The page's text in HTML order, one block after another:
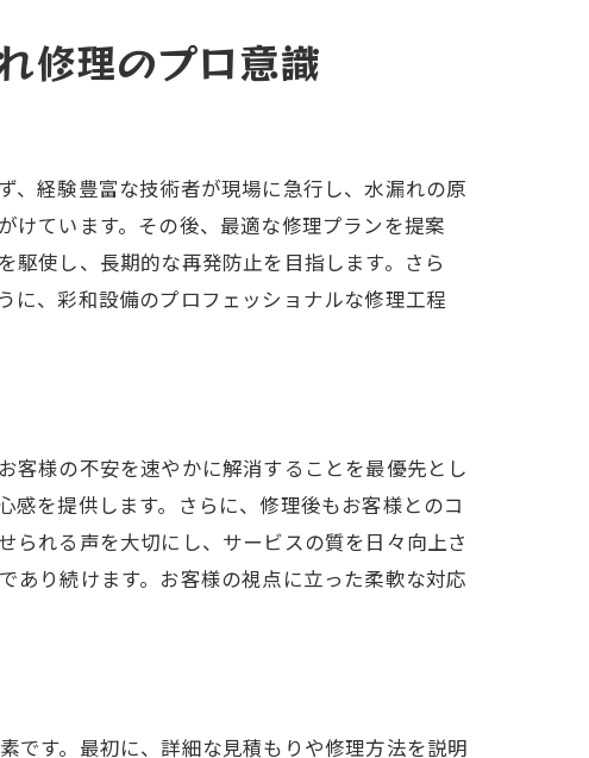
修理のプロ意識
、経験豊富な技術者が現場に急行し、水漏れの原
けています。その後、最適な修理プランを提案
使し、長期的な再発防止を目指します。さら
に、彩和設備のプロフェッショナルな修理工程
客様の不安を速やかに解消することを最優先とし
を提供します。さらに、修理後もお客様とのコ
られる声を大切にし、サービスの質を日々向上さ
あり続けます。お客様の視点に立った柔軟な対応
です。最初に、詳細な見積もりや修理方法を説明